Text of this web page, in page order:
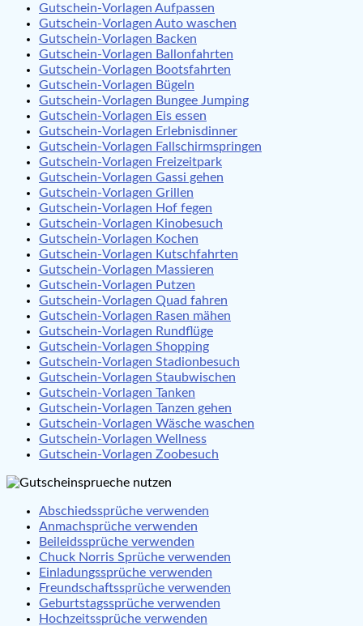
Gutschein-Vorlagen Aufpassen
Gutschein-Vorlagen Auto waschen
Gutschein-Vorlagen Backen
Gutschein-Vorlagen Ballonfahrten
Gutschein-Vorlagen Bootsfahrten
Gutschein-Vorlagen Bügeln
Gutschein-Vorlagen Bungee Jumping
Gutschein-Vorlagen Eis essen
Gutschein-Vorlagen Erlebnisdinner
Gutschein-Vorlagen Fallschirmspringen
Gutschein-Vorlagen Freizeitpark
Gutschein-Vorlagen Gassi gehen
Gutschein-Vorlagen Grillen
Gutschein-Vorlagen Hof fegen
Gutschein-Vorlagen Kinobesuch
Gutschein-Vorlagen Kochen
Gutschein-Vorlagen Kutschfahrten
Gutschein-Vorlagen Massieren
Gutschein-Vorlagen Putzen
Gutschein-Vorlagen Quad fahren
Gutschein-Vorlagen Rasen mähen
Gutschein-Vorlagen Rundflüge
Gutschein-Vorlagen Shopping
Gutschein-Vorlagen Stadionbesuch
Gutschein-Vorlagen Staubwischen
Gutschein-Vorlagen Tanken
Gutschein-Vorlagen Tanzen gehen
Gutschein-Vorlagen Wäsche waschen
Gutschein-Vorlagen Wellness
Gutschein-Vorlagen Zoobesuch
Abschiedssprüche verwenden
Anmachsprüche verwenden
Beileidssprüche verwenden
Chuck Norris Sprüche verwenden
Einladungssprüche verwenden
Freundschaftssprüche verwenden
Geburtstagssprüche verwenden
Hochzeitssprüche verwenden